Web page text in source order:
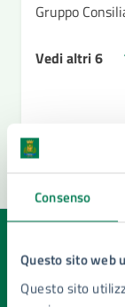
Consenso
Questo sito web
Questo sito
Gruppo
Vedi altri 6
Quanto
pagina?